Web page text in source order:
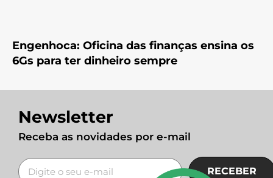
Engenhoca: Oficina das finanças ensina os
6Gs para ter dinheiro sempre
Newsletter
Receba as novidades por e-mail
RECEBER